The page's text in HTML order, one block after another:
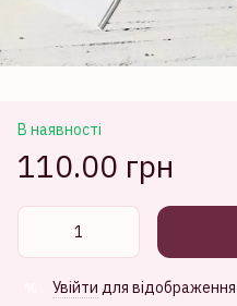
В наявності
110.00 грн
Увійти для